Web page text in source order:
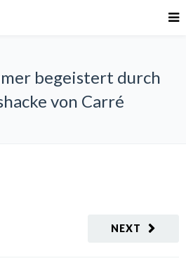
begeistert durch
von Carré
NEXT